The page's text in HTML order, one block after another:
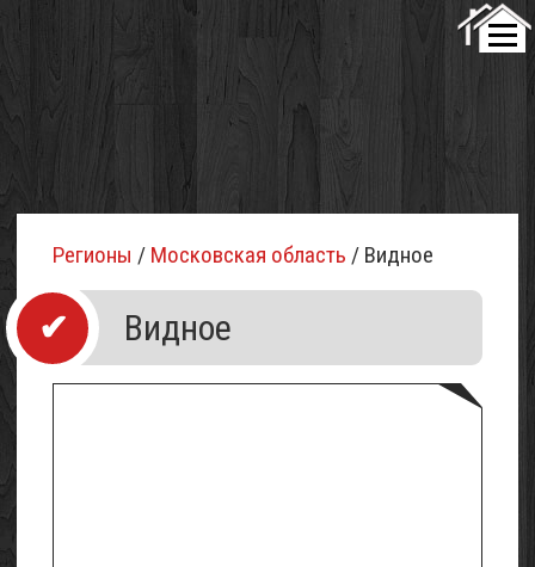
Регионы / Московская область / Видное
Видное